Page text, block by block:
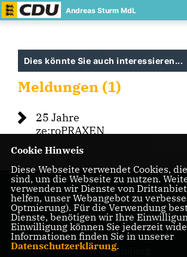
Andreas Sturm MdL
Dies könnte Sie auch interessieren...
Meldungen (1)
25 Jahre
ze:roPRAXEN
IMPRESSUM DATENSCHUTZ
CDU Baden-Württemberg
Cookie Hinweis
Diese Webseite verwendet Cookies,
sind, um die Webseite zu nutzen.
verwenden wir Dienste von
helfen, unser Webangebot zu
Optmierung). Für die Verwendung
Dienste, benötigen wir Ihre
Einwilligung können Sie jederzeit
Informationen finden Sie in unserer
Datenschutzerklärung.